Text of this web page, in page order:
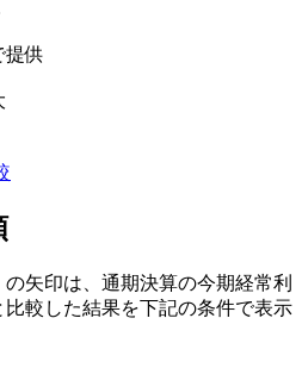
提供
矢印は、通期決算の今期経常利
較した結果を下記の条件で表示